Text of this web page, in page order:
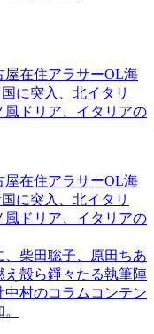
屋在住アラサーOL海
に突入、北イタリ
ドリア、イタリアの
屋在住アラサーOL海
に突入、北イタリ
ドリア、イタリアの
、柴田聡子、原田ちあ
え殻ら錚々たる執筆陣
村のコラムコンテン